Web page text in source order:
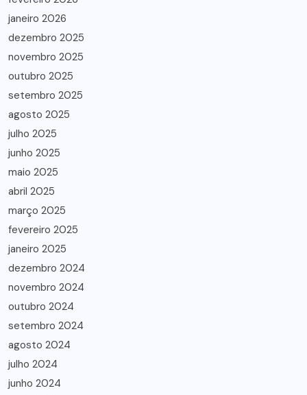
janeiro 2026
dezembro 2025
novembro 2025
outubro 2025
setembro 2025
agosto 2025
julho 2025
junho 2025
maio 2025
abril 2025
março 2025
fevereiro 2025
janeiro 2025
dezembro 2024
novembro 2024
outubro 2024
setembro 2024
agosto 2024
julho 2024
junho 2024